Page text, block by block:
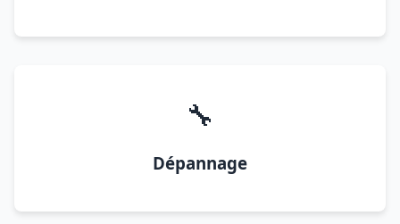
🔧
Dépannage